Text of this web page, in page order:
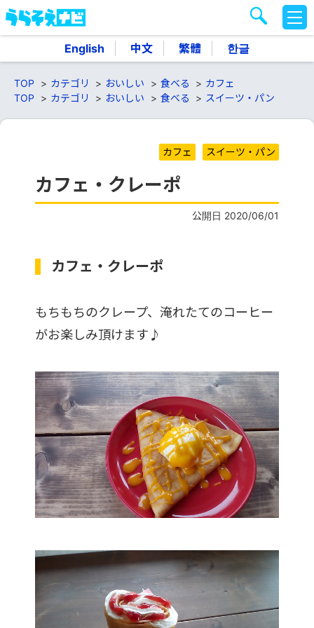
English 中文 繁體 한글
M
E
TOP カテゴリ おいしい 食べる
カフェ
TOP
カテゴリ おいしい 食べる スイーツ・パン
カフェ スイーツ・パン
カフェ・クレーポ
公開日 2020/06/01
カフェ・クレーポ
もちもちのクレープ、淹れたてのコーヒー
がお楽しみ頂けます♪